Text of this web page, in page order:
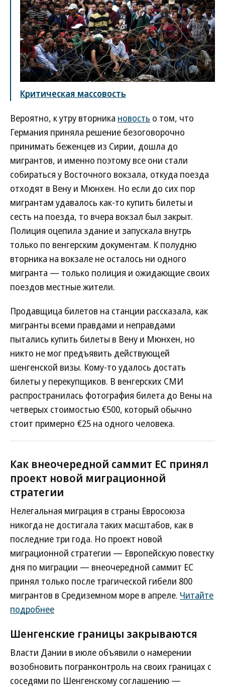
Критическая массовость
Вероятно, к утру вторника новость о том, что
Германия приняла решение безоговорочно
принимать беженцев из Сирии, дошла до
мигрантов, и именно поэтому все они стали
собираться у Восточного вокзала, откуда поезда
отходят в Вену и Мюнхен. Но если до сих пор
мигрантам удавалось как-то купить билеты и
сесть на поезда, то вчера вокзал был закрыт.
Полиция оцепила здание и запускала внутрь
только по венгерским документам. К полудню
вторника на вокзале не осталось ни одного
мигранта — только полиция и ожидающие своих
поездов местные жители.
Продавщица билетов на станции рассказала, как
мигранты всеми правдами и неправдами
пытались купить билеты в Вену и Мюнхен, но
никто не мог предъявить действующей
шенгенской визы. Кому-то удалось достать
билеты у перекупщиков. В венгерских СМИ
распространилась фотография билета до Вены на
четверых стоимостью €500, который обычно
стоит примерно €25 на одного человека.
Как внеочередной саммит ЕС принял
проект новой миграционной
стратегии
Нелегальная миграция в страны Евросоюза
никогда не достигала таких масштабов, как в
последние три года. Но проект новой
миграционной стратегии — Европейскую повестку
дня по миграции — внеочередной саммит ЕС
принял только после трагической гибели 800
мигрантов в Средиземном море в апреле. Читайте
подробнее
Шенгенские границы закрываются
Власти Дании в июле объявили о намерении
возобновить погранконтроль на своих границах с
соседями по Шенгенскому соглашению —